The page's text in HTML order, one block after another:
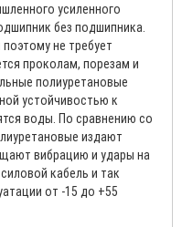
усиленного
без подшипника.
не требует
проколам, порезам и
полиуретановые
устойчивостью к
воды. По сравнению со
издают
вибрацию и удары на
кабель и так
от -15 до +55